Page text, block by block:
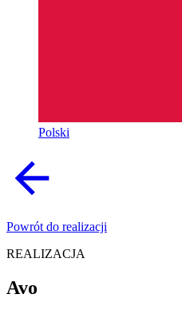
Polski
Powrót do realizacji
REALIZACJA
Avo